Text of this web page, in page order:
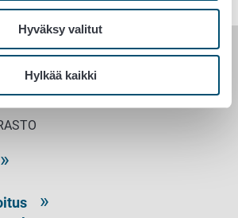
Hyväksy valitut
Hylkää kaikki